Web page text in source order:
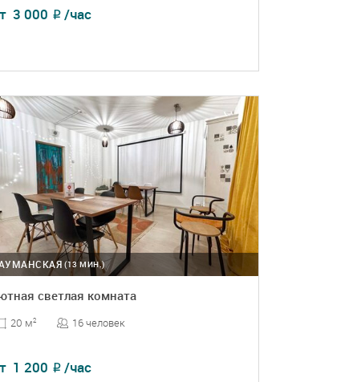
3 000 ₽ /час
(13 МИН.)
светлая комната
20 м2 16 человек
1 200 ₽ /час